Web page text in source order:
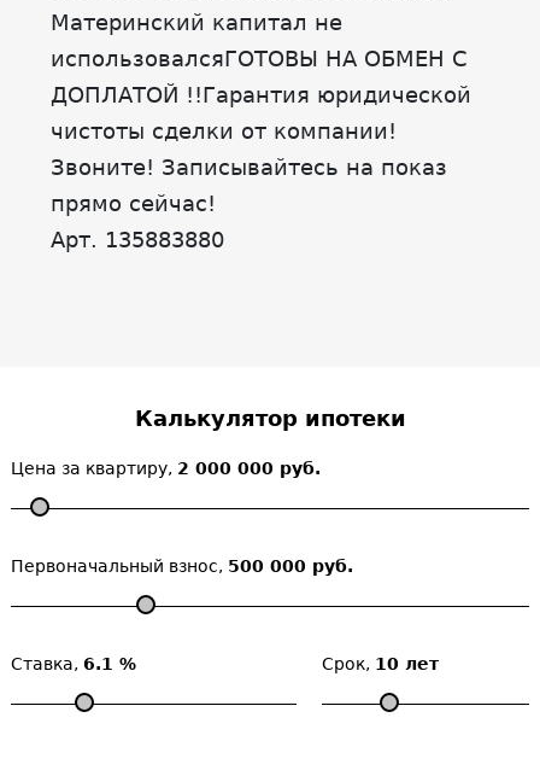
Материнский капитал не
использовалсяГОТОВЫ НА ОБМЕН С
ДОПЛАТОЙ !!Гарантия юридической
чистоты сделки от компании!
Звоните! Записывайтесь на показ
прямо сейчас!
Арт. 135883880
Калькулятор ипотеки
Цена за квартиру, 2 000 000 руб.
Первоначальный взнос, 500 000 руб.
Ставка, 6.1 % Срок, 10 лет